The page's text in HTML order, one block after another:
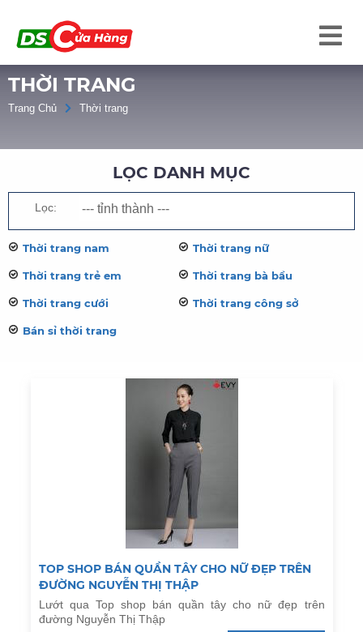
THỜI TRANG
Trang Chủ Thời trang
LỌC DANH MỤC
Lọc:
Thời trang nam Thời trang nữ
Thời trang trẻ em Thời trang bà bầu
Thời trang cưới Thời trang công sở
Bán sỉ thời trang
TOP SHOP BÁN QUẦN TÂY CHO NỮ ĐẸP TRÊN
ĐƯỜNG NGUYỄN THỊ THẬP
Lướt qua Top shop bán quần tây cho nữ đẹp trên
đường Nguyễn Thị Thập